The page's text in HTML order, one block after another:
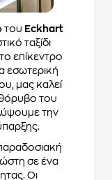
του Eckhart
ταξίδι
επίκεντρο
εσωτερική
μας καλεί
του
την
σε ένα
Οι